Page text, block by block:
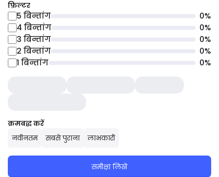
फ़िल्टर
5 बिन्तांग 0%
4 बिन्तांग 0%
3 बिन्तांग 0%
2 बिन्तांग 0%
1 बिन्तांग 0%
क्रमबद्ध करें
नवीनतम
सबसे पुराना लाभकारी
समीक्षा लिखें